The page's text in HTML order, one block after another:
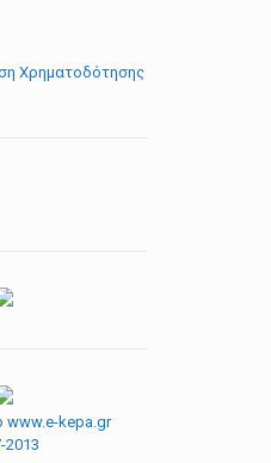
Χρηματοδότησης
kepa.gr
2013